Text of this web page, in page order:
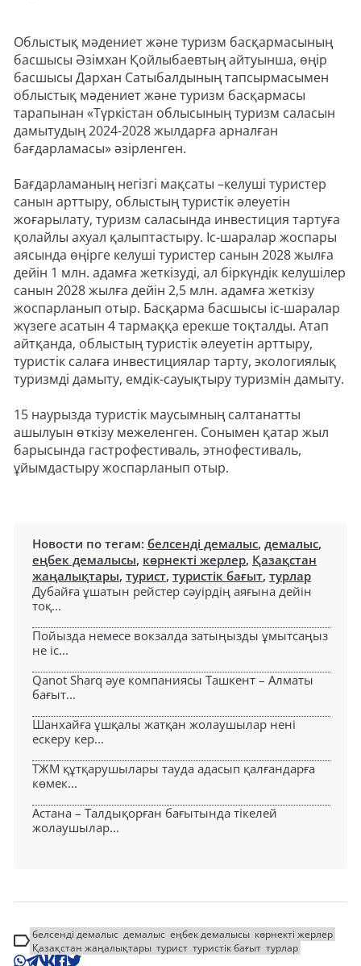
Облыстық мәдениет және туризм басқармасының
басшысы Әзімхан Қойлыбаевтың айтуынша, өңір
басшысы Дархан Сатыбалдының тапсырмасымен
облыстық мәдениет және туризм басқармасы
тарапынан «Түркістан облысының туризм саласын
дамытудың 2024-2028 жылдарға арналған
бағдарламасы» әзірленген.
Бағдарламаның негізгі мақсаты –келуші туристер
санын арттыру, облыстың туристік әлеуетін
жоғарылату, туризм саласында инвестиция тартуға
қолайлы ахуал қалыптастыру. Іс-шаралар жоспары
аясында өңірге келуші туристер санын 2028 жылға
дейін 1 млн. адамға жеткізуді, ал біркүндік келушілер
санын 2028 жылға дейін 2,5 млн. адамға жеткізу
жоспарланып отыр. Басқарма басшысы іс-шаралар
жүзеге асатын 4 тармаққа ерекше тоқталды. Атап
айтқанда, облыстың туристік әлеуетін арттыру,
туристік салаға инвестициялар тарту, экологиялық
туризмді дамыту, емдік-сауықтыру туризмін дамыту.
15 наурызда туристік маусымның салтанатты
ашылуын өткізу межеленген. Сонымен қатар жыл
барысында гастрофестиваль, этнофестиваль,
ұйымдастыру жоспарланып отыр.
Новости по тегам: белсенді демалыс, демалыс,
еңбек демалысы, көрнекті жерлер, Қазақстан
жаңалықтары, турист, туристік бағыт, турлар
Дубайға ұшатын рейстер сәуірдің аяғына дейін
тоқ...
Пойызда немесе вокзалда затыңызды ұмытсаңыз
не іс...
Qanot Sharq әуе компаниясы Ташкент – Алматы
бағыт...
Шанхайға ұшқалы жатқан жолаушылар нені
ескеру кер...
ТЖМ құтқарушылары тауда адасып қалғандарға
көмек...
Астана – Талдықорған бағытында тікелей
жолаушылар...
белсенді демалыс демалыс еңбек демалысы көрнекті жерлер
Қазақстан жаңалықтары турист туристік бағыт турлар